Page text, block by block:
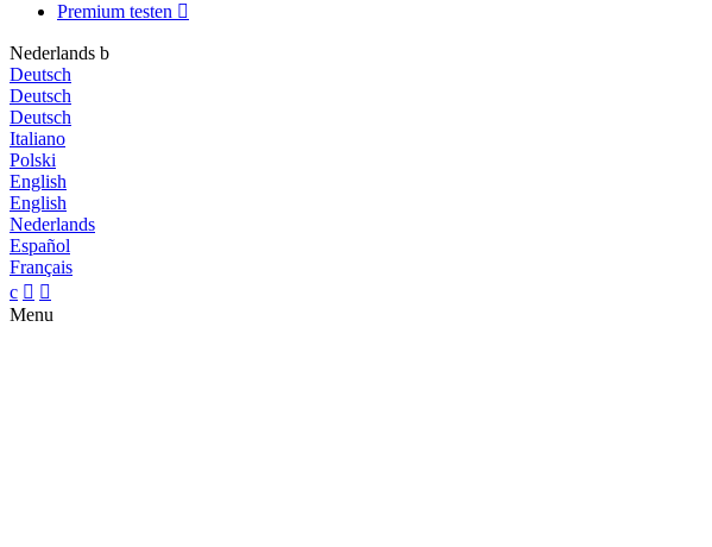
Premium testen 
Nederlands b
Deutsch
Deutsch
Deutsch
Italiano
Polski
English
English
Nederlands
Español
Français
c  
Menu